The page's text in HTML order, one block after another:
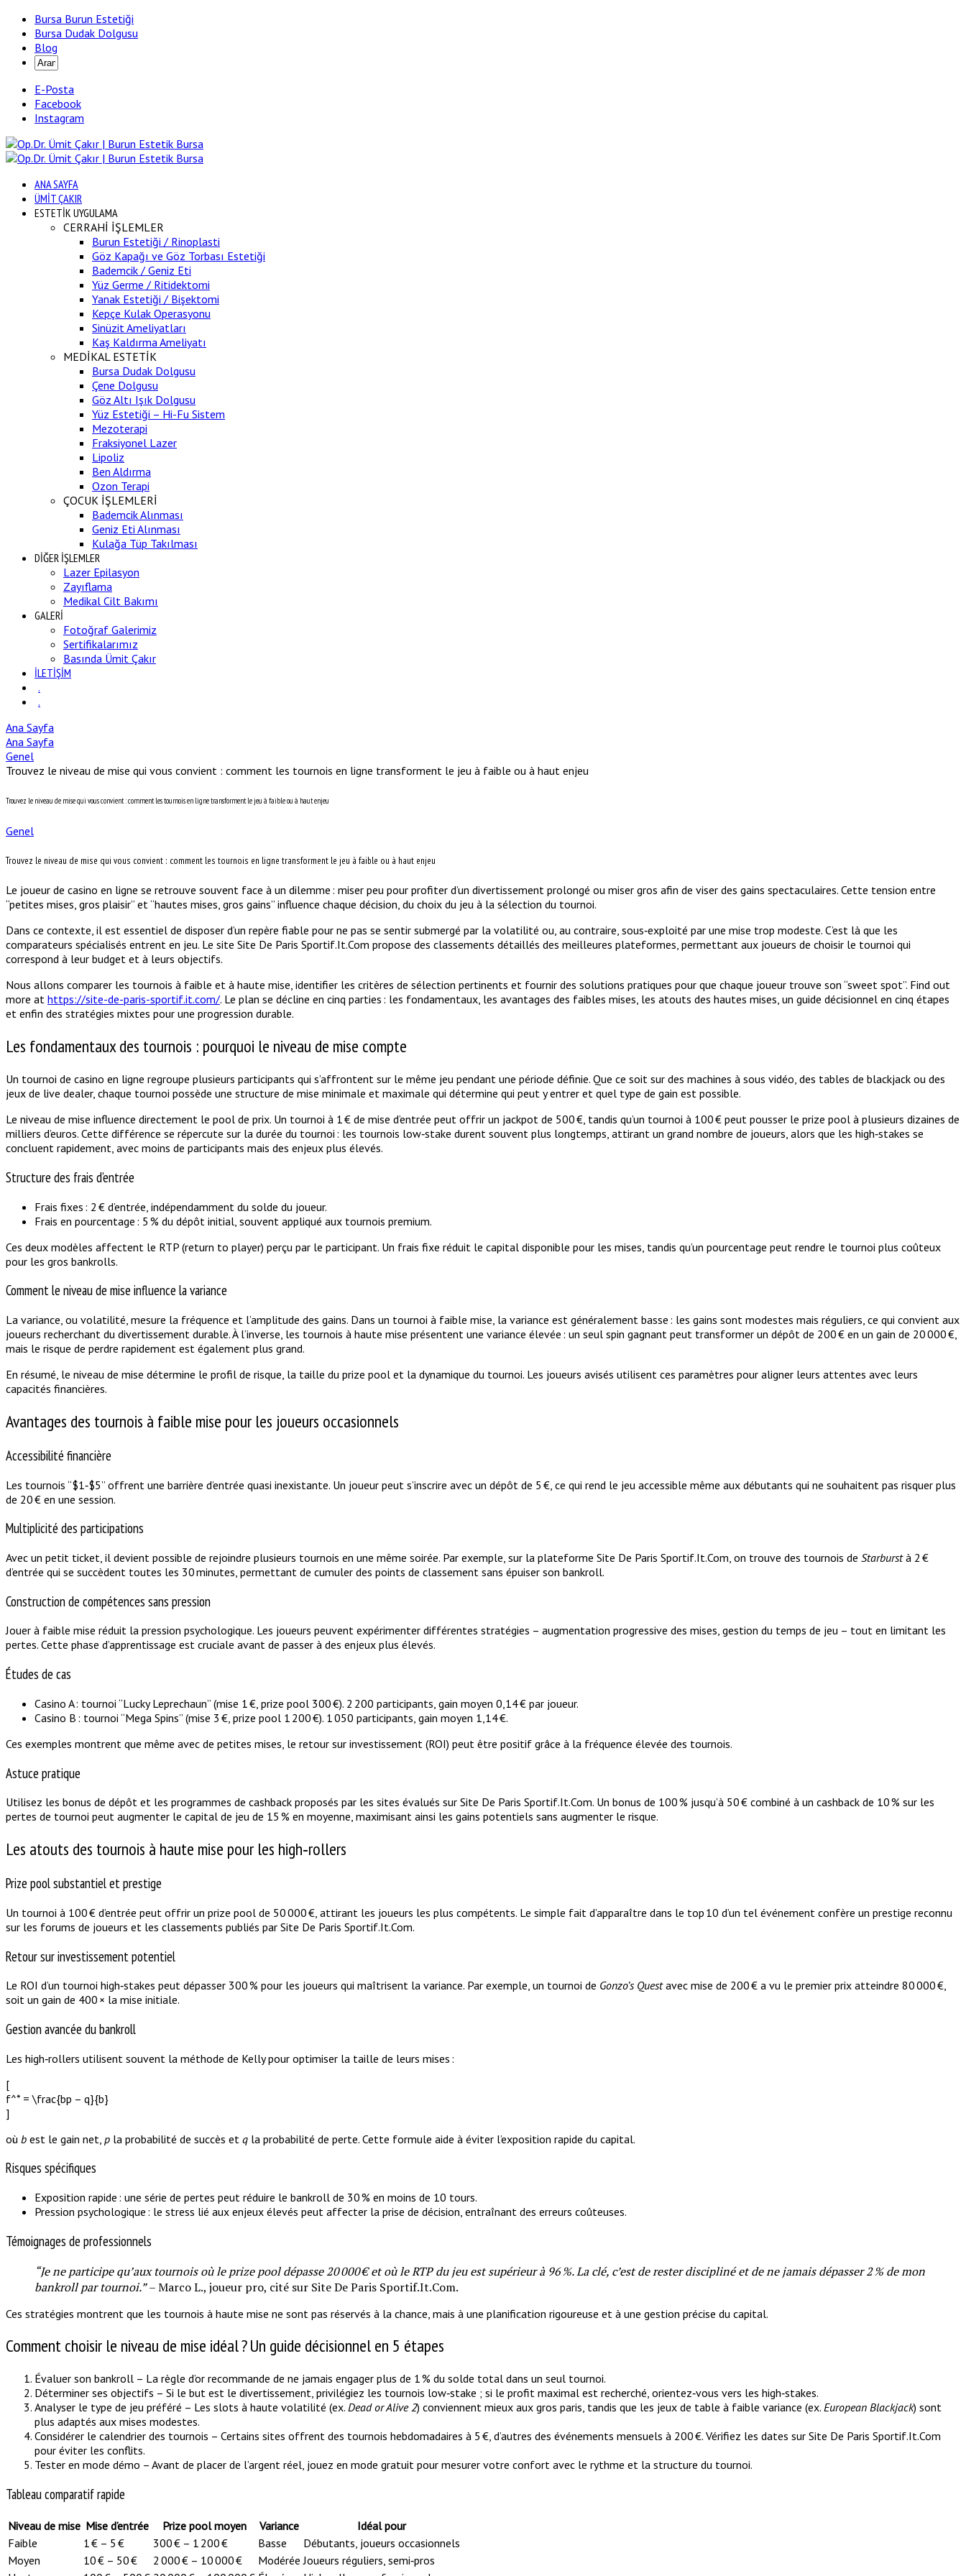
Bursa Burun Estetiği
Bursa Dudak Dolgusu
Blog
E-Posta
Facebook
Instagram
ANA SAYFA
ÜMİT ÇAKIR
ESTETİK UYGULAMA
CERRAHİ İŞLEMLER
Burun Estetiği / Rinoplasti
Göz Kapağı ve Göz Torbası Estetiği
Bademcik / Geniz Eti
Yüz Germe / Ritidektomi
Yanak Estetiği / Bişektomi
Kepçe Kulak Operasyonu
Sinüzit Ameliyatları
Kaş Kaldırma Ameliyatı
MEDİKAL ESTETİK
Bursa Dudak Dolgusu
Çene Dolgusu
Göz Altı Işık Dolgusu
Yüz Estetiği – Hi-Fu Sistem
Mezoterapi
Fraksiyonel Lazer
Lipoliz
Ben Aldırma
Ozon Terapi
ÇOCUK İŞLEMLERİ
Bademcik Alınması
Geniz Eti Alınması
Kulağa Tüp Takılması
DİĞER İŞLEMLER
Lazer Epilasyon
Zayıflama
Medikal Cilt Bakımı
GALERİ
Fotoğraf Galerimiz
Sertifikalarımız
Basında Ümit Çakır
İLETİŞİM
.
.
Ana Sayfa
Ana Sayfa
Genel
Trouvez le niveau de mise qui vous convient : comment les tournois en ligne transforment le jeu à faible ou à haut enjeu
Trouvez le niveau de mise qui vous convient : comment les tournois en ligne transforment le jeu à faible ou à haut enjeu
Genel
Trouvez le niveau de mise qui vous convient : comment les tournois en ligne transforment le jeu à faible ou à haut enjeu
Le joueur de casino en ligne se retrouve souvent face à un dilemme : miser peu pour profiter d’un divertissement prolongé ou miser gros afin de viser des gains spectaculaires. Cette tension entre
“petites mises, gros plaisir” et “hautes mises, gros gains” influence chaque décision, du choix du jeu à la sélection du tournoi.
Dans ce contexte, il est essentiel de disposer d’un repère fiable pour ne pas se sentir submergé par la volatilité ou, au contraire, sous‑exploité par une mise trop modeste. C’est là que les
comparateurs spécialisés entrent en jeu. Le site Site De Paris Sportif.It.Com propose des classements détaillés des meilleures plateformes, permettant aux joueurs de choisir le tournoi qui
correspond à leur budget et à leurs objectifs.
Nous allons comparer les tournois à faible et à haute mise, identifier les critères de sélection pertinents et fournir des solutions pratiques pour que chaque joueur trouve son “sweet spot”. Find out
more at https://site-de-paris-sportif.it.com/. Le plan se décline en cinq parties : les fondamentaux, les avantages des faibles mises, les atouts des hautes mises, un guide décisionnel en cinq étapes
et enfin des stratégies mixtes pour une progression durable.
Les fondamentaux des tournois : pourquoi le niveau de mise compte
Un tournoi de casino en ligne regroupe plusieurs participants qui s’affrontent sur le même jeu pendant une période définie. Que ce soit sur des machines à sous vidéo, des tables de blackjack ou des
jeux de live dealer, chaque tournoi possède une structure de mise minimale et maximale qui détermine qui peut y entrer et quel type de gain est possible.
Le niveau de mise influence directement le pool de prix. Un tournoi à 1 € de mise d’entrée peut offrir un jackpot de 500 €, tandis qu’un tournoi à 100 € peut pousser le prize pool à plusieurs dizaines de
milliers d’euros. Cette différence se répercute sur la durée du tournoi : les tournois low‑stake durent souvent plus longtemps, attirant un grand nombre de joueurs, alors que les high‑stakes se
concluent rapidement, avec moins de participants mais des enjeux plus élevés.
Structure des frais d’entrée
Frais fixes : 2 € d’entrée, indépendamment du solde du joueur.
Frais en pourcentage : 5 % du dépôt initial, souvent appliqué aux tournois premium.
Ces deux modèles affectent le RTP (return to player) perçu par le participant. Un frais fixe réduit le capital disponible pour les mises, tandis qu’un pourcentage peut rendre le tournoi plus coûteux
pour les gros bankrolls.
Comment le niveau de mise influence la variance
La variance, ou volatilité, mesure la fréquence et l’amplitude des gains. Dans un tournoi à faible mise, la variance est généralement basse : les gains sont modestes mais réguliers, ce qui convient aux
joueurs recherchant du divertissement durable. À l’inverse, les tournois à haute mise présentent une variance élevée : un seul spin gagnant peut transformer un dépôt de 200 € en un gain de 20 000 €,
mais le risque de perdre rapidement est également plus grand.
En résumé, le niveau de mise détermine le profil de risque, la taille du prize pool et la dynamique du tournoi. Les joueurs avisés utilisent ces paramètres pour aligner leurs attentes avec leurs
capacités financières.
Avantages des tournois à faible mise pour les joueurs occasionnels
Accessibilité financière
Les tournois “$1‑$5” offrent une barrière d’entrée quasi inexistante. Un joueur peut s’inscrire avec un dépôt de 5 €, ce qui rend le jeu accessible même aux débutants qui ne souhaitent pas risquer plus
de 20 € en une session.
Multiplicité des participations
Avec un petit ticket, il devient possible de rejoindre plusieurs tournois en une même soirée. Par exemple, sur la plateforme Site De Paris Sportif.It.Com, on trouve des tournois de Starburstà 2 €
d’entrée qui se succèdent toutes les 30 minutes, permettant de cumuler des points de classement sans épuiser son bankroll.
Construction de compétences sans pression
Jouer à faible mise réduit la pression psychologique. Les joueurs peuvent expérimenter différentes stratégies – augmentation progressive des mises, gestion du temps de jeu – tout en limitant les
pertes. Cette phase d’apprentissage est cruciale avant de passer à des enjeux plus élevés.
Études de cas
Casino A : tournoi “Lucky Leprechaun” (mise 1 €, prize pool 300 €). 2 200 participants, gain moyen 0,14 € par joueur.
Casino B : tournoi “Mega Spins” (mise 3 €, prize pool 1 200 €). 1 050 participants, gain moyen 1,14 €.
Ces exemples montrent que même avec de petites mises, le retour sur investissement (ROI) peut être positif grâce à la fréquence élevée des tournois.
Astuce pratique
Utilisez les bonus de dépôt et les programmes de cashback proposés par les sites évalués sur Site De Paris Sportif.It.Com. Un bonus de 100 % jusqu’à 50 € combiné à un cashback de 10 % sur les
pertes de tournoi peut augmenter le capital de jeu de 15 % en moyenne, maximisant ainsi les gains potentiels sans augmenter le risque.
Les atouts des tournois à haute mise pour les high‑rollers
Prize pool substantiel et prestige
Un tournoi à 100 € d’entrée peut offrir un prize pool de 50 000 €, attirant les joueurs les plus compétents. Le simple fait d’apparaître dans le top 10 d’un tel événement confère un prestige reconnu
sur les forums de joueurs et les classements publiés par Site De Paris Sportif.It.Com.
Retour sur investissement potentiel
Le ROI d’un tournoi high‑stakes peut dépasser 300 % pour les joueurs qui maîtrisent la variance. Par exemple, un tournoi de Gonzo’s Questavec mise de 200 € a vu le premier prix atteindre 80 000 €,
soit un gain de 400 × la mise initiale.
Gestion avancée du bankroll
Les high‑rollers utilisent souvent la méthode de Kelly pour optimiser la taille de leurs mises :
[
f^* = \frac{bp – q}{b}
]
où b est le gain net, p la probabilité de succès et q la probabilité de perte. Cette formule aide à éviter l’exposition rapide du capital.
Risques spécifiques
Exposition rapide : une série de pertes peut réduire le bankroll de 30 % en moins de 10 tours.
Pression psychologique : le stress lié aux enjeux élevés peut affecter la prise de décision, entraînant des erreurs coûteuses.
Témoignages de professionnels
“Je ne participe qu’aux tournois où le prize pool dépasse 20 000 € et où le RTP du jeu est supérieur à 96 %. La clé, c’est de rester discipliné et de ne jamais dépasser 2 % de mon
bankroll par tournoi.”– Marco L., joueur pro, cité sur Site De Paris Sportif.It.Com.
Ces stratégies montrent que les tournois à haute mise ne sont pas réservés à la chance, mais à une planification rigoureuse et à une gestion précise du capital.
Comment choisir le niveau de mise idéal ? Un guide décisionnel en 5 étapes
Évaluer son bankroll – La règle d’or recommande de ne jamais engager plus de 1 % du solde total dans un seul tournoi.
Déterminer ses objectifs – Si le but est le divertissement, privilégiez les tournois low‑stake ; si le profit maximal est recherché, orientez‑vous vers les high‑stakes.
Analyser le type de jeu préféré – Les slots à haute volatilité (ex. Dead or Alive 2) conviennent mieux aux gros paris, tandis que les jeux de table à faible variance (ex. European Blackjack) sont
plus adaptés aux mises modestes.
Considérer le calendrier des tournois – Certains sites offrent des tournois hebdomadaires à 5 €, d’autres des événements mensuels à 200 €. Vérifiez les dates sur Site De Paris Sportif.It.Com
pour éviter les conflits.
Tester en mode démo – Avant de placer de l’argent réel, jouez en mode gratuit pour mesurer votre confort avec le rythme et la structure du tournoi.
Tableau comparatif rapide
Niveau de mise Mise d’entrée Prize pool moyen Variance
Idéal pour
Faible
1 € – 5 € 300 € – 1 200 € Basse
Débutants, joueurs occasionnels
Moyen
10 € – 50 € 2 000 € – 10 000 € Modérée Joueurs réguliers, semi‑pros